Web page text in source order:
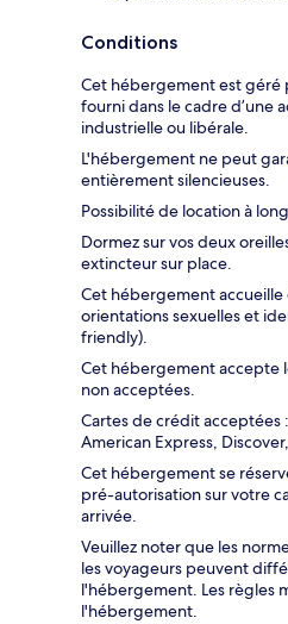
Conditions
Cet hébergement est géré
fourni dans le cadre d’une
industrielle ou libérale.
L'hébergement ne peut
entièrement silencieuses.
Possibilité de location à
Dormez sur vos deux
extincteur sur place.
Cet hébergement
orientations sexuelles et
friendly).
Cet hébergement accepte
non acceptées.
Cartes de crédit acceptées
American Express,
Cet hébergement se
pré-autorisation sur votre
arrivée.
Veuillez noter que les
les voyageurs peuvent
l'hébergement. Les règles
l'hébergement.